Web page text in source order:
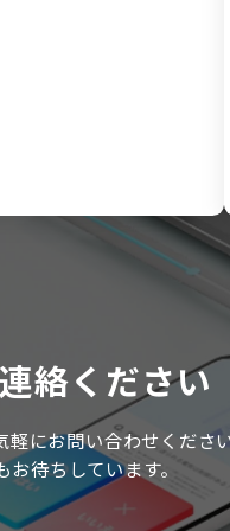
絡ください
軽にお問い合わせくださ
待ちしています。